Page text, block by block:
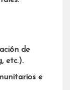
de
etc.).
e